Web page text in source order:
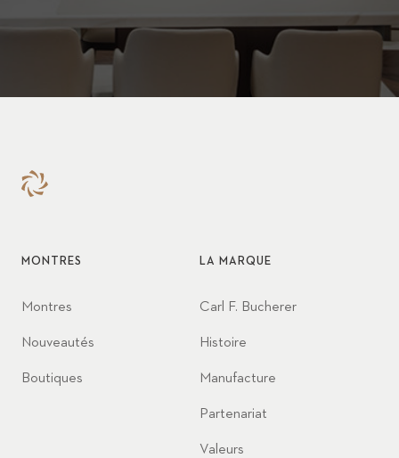
MONTRES
Montres
Nouveautés
Boutiques
LA MARQUE
Carl F. Bucherer
Histoire
Manufacture
Partenariat
Valeurs